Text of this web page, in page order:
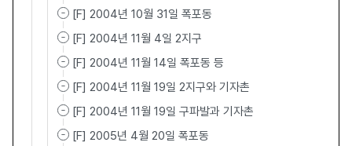
[F] 2004년 10월 31일 폭포동
[F] 2004년 11월 4일 2지구
[F] 2004년 11월 14일 폭포동 등
[F] 2004년 11월 19일 2지구와 기자촌
[F] 2004년 11월 19일 구파발과 기자촌
[F] 2005년 4월 20일 폭포동